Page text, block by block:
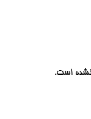
نشده است.